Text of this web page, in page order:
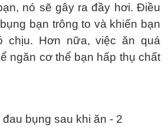
nó sẽ gây ra đầy hơi. Điều
bạn trông to và khiến bạn
chịu. Hơn nữa, việc ăn quá
ngăn cơ thể bạn hấp thụ chất